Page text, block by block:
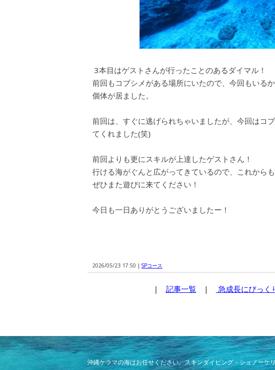
3本目はゲストさんが行ったことのあるダイマル！
前回もコブシメがある場所にいたので、今回もいる
個体が居ました。
前回は、すぐに逃げられちゃいましたが、今回はコ
てくれました(笑)
前回よりも更にスキルが上達したゲストさん！
行ける海がぐんと広がってきているので、これから
ぜひまた遊びに来てください！
今日も一日ありがとうございましたー！
2026/05/23 17:50 | SPコース
| 記事一覧| 急成長にびっく
沖縄ケラマの海はお任せください。スキンダイビング・シュノーケ